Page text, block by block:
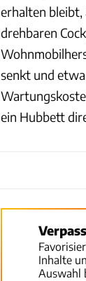
erhalten
drehbaren
senkt und
ein Hubbett
Inhalte
Auswahl